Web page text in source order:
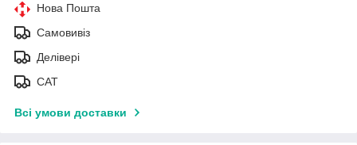
Нова Пошта
Самовивіз
Делівері
САТ
Всі умови доставки